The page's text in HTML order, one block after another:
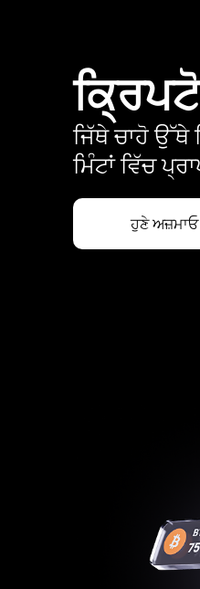
ਜਿੱਥੇ ਚਾਹੋ ਉੱਥੇ
ਮਿੰਟਾਂ ਵਿੱਚ
ਹੁਣੇ ਅਜ਼ਮਾਓ